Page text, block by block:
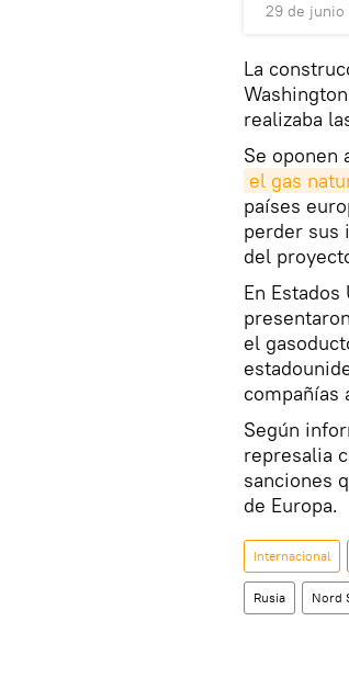
29 de
La
Washington
realizaba
Se oponen
el gas
países
perder sus
del
En
el
compañías
Según
represalia
sanciones
de Europa.
Internacional
Rusia Nord